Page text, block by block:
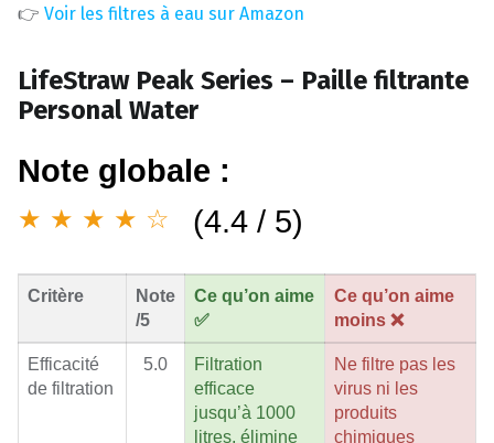
👉 Voir les filtres à eau sur Amazon
LifeStraw Peak Series – Paille filtrante
Personal Water
Note globale :
★ ★ ★ ★ ☆ (4.4 / 5)
Critère
Note
/5
Ce qu’on aime
✅
Ce qu’on aime
moins ❌
Efficacité
de filtration
5.0
Filtration
efficace
jusqu’à 1000
litres, élimine
Ne filtre pas les
virus ni les
produits
chimiques